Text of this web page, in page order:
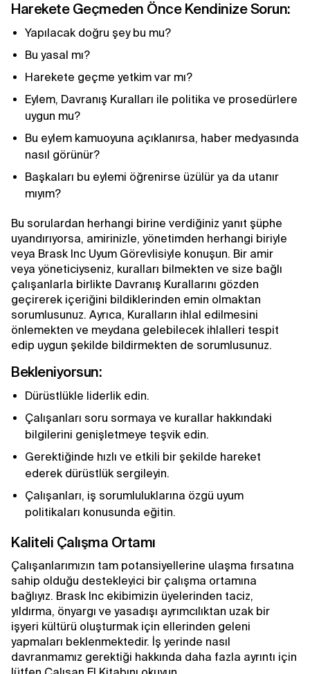
Harekete Geçmeden Önce Kendinize Sorun:
Yapılacak doğru şey bu mu?
Bu yasal mı?
Harekete geçme yetkim var mı?
Eylem, Davranış Kuralları ile politika ve prosedürlere
uygun mu?
Bu eylem kamuoyuna açıklanırsa, haber medyasında
nasıl görünür?
Başkaları bu eylemi öğrenirse üzülür ya da utanır
mıyım?
Bu sorulardan herhangi birine verdiğiniz yanıt şüphe
uyandırıyorsa, amirinizle, yönetimden herhangi biriyle
veya Brask Inc Uyum Görevlisiyle konuşun. Bir amir
veya yöneticiyseniz, kuralları bilmekten ve size bağlı
çalışanlarla birlikte Davranış Kurallarını gözden
geçirerek içeriğini bildiklerinden emin olmaktan
sorumlusunuz. Ayrıca, Kuralların ihlal edilmesini
önlemekten ve meydana gelebilecek ihlalleri tespit
edip uygun şekilde bildirmekten de sorumlusunuz.
Bekleniyorsun:
Dürüstlükle liderlik edin.
Çalışanları soru sormaya ve kurallar hakkındaki
bilgilerini genişletmeye teşvik edin.
Gerektiğinde hızlı ve etkili bir şekilde hareket
ederek dürüstlük sergileyin.
Çalışanları, iş sorumluluklarına özgü uyum
politikaları konusunda eğitin.
Kaliteli Çalışma Ortamı
Çalışanlarımızın tam potansiyellerine ulaşma fırsatına
sahip olduğu destekleyici bir çalışma ortamına
bağlıyız. Brask Inc ekibimizin üyelerinden taciz,
yıldırma, önyargı ve yasadışı ayrımcılıktan uzak bir
işyeri kültürü oluşturmak için ellerinden geleni
yapmaları beklenmektedir. İş yerinde nasıl
davranmamız gerektiği hakkında daha fazla ayrıntı için